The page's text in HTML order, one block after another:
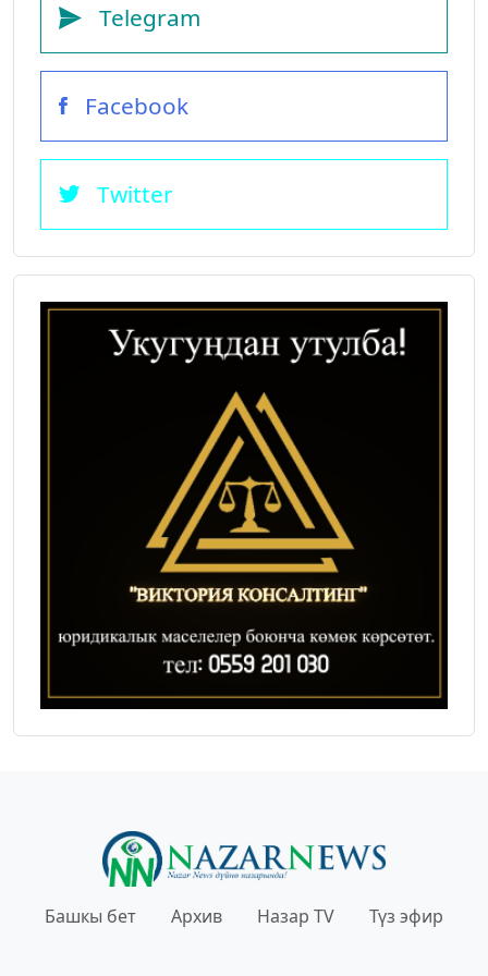
Telegram
Facebook
Twitter
Башкы бет Архив Назар TV Түз эфир